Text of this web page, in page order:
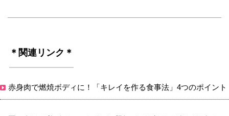
＊関連リンク＊
赤身肉で燃焼ボディに！「キレイを作る食事法」4つのポイント